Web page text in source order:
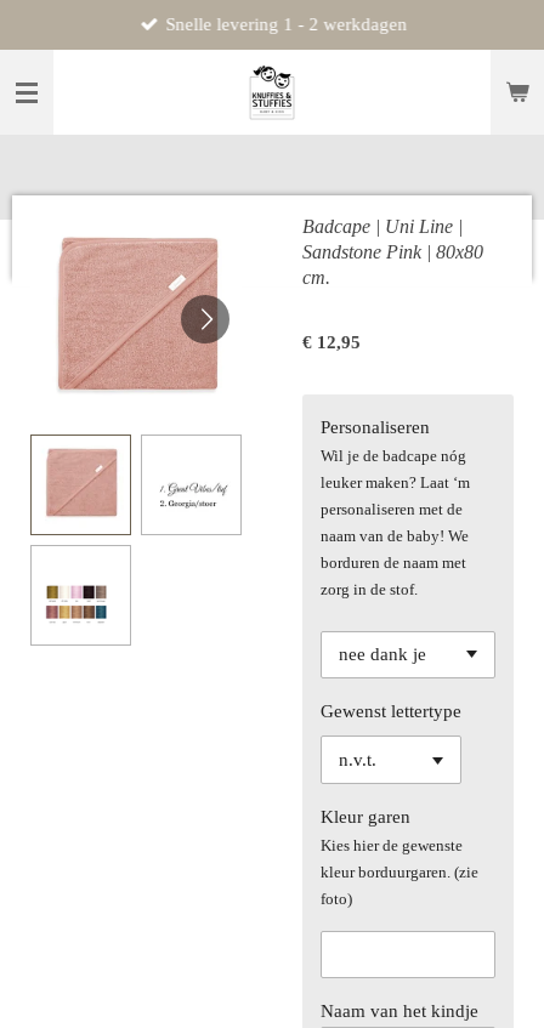
direct
naar
Snelle levering 1 - 2 werkdagen
Badcape | Uni Line |
Sandstone Pink | 80x80
cm.
€ 12,95
Personaliseren
Wil je de badcape nóg
leuker maken? Laat ‘m
personaliseren met de
naam van de baby! We
borduren de naam met
zorg in de stof.
Gewenst lettertype
Kleur garen
Kies hier de gewenste
kleur borduurgaren. (zie
foto)
Naam van het kindje